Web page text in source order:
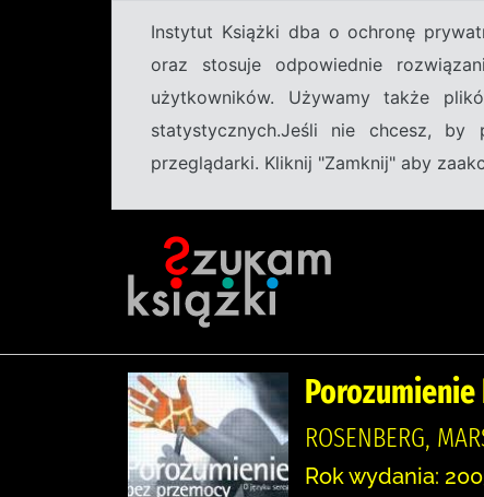
Instytut Książki dba o ochronę
oraz stosuje odpowiednie
użytkowników. Używamy także
statystycznych.Jeśli nie chcesz,
przeglądarki. Kliknij "Zamknij" aby
ROSENBERG,
Rok wydania: